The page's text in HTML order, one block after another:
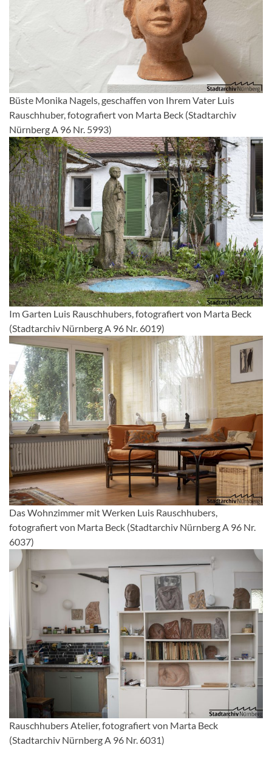
Büste Monika Nagels, geschaffen von Ihrem Vater Luis
Rauschhuber, fotografiert von Marta Beck (Stadtarchiv
Nürnberg A 96 Nr. 5993)
Im Garten Luis Rauschhubers, fotografiert von Marta Beck
(Stadtarchiv Nürnberg A 96 Nr. 6019)
Das Wohnzimmer mit Werken Luis Rauschhubers,
fotografiert von Marta Beck (Stadtarchiv Nürnberg A 96 Nr.
6037)
Rauschhubers Atelier, fotografiert von Marta Beck
(Stadtarchiv Nürnberg A 96 Nr. 6031)